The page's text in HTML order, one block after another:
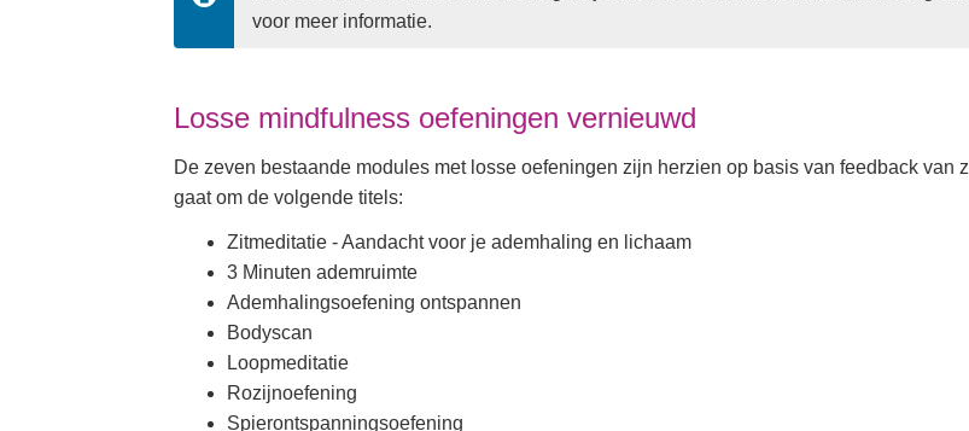
voor meer informatie.
Losse mindfulness oefeningen vernieuwd
De zeven bestaande modules met losse oefeningen zijn herzien op basis van feedback
gaat om de volgende titels:
Zitmeditatie - Aandacht voor je ademhaling en lichaam
3 Minuten ademruimte
Ademhalingsoefening ontspannen
Bodyscan
Loopmeditatie
Rozijnoefening
Spierontspanningsoefening